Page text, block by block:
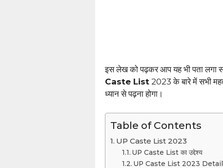
इस लेख को पढ़कर आप यह भी पता लगा
Caste List2023 के बारे में सभी
ध्यान से पढ़ना होगा।
Table of Contents
UP Caste List 2023
UP Caste List का उद्देश्य
UP Caste List 2023